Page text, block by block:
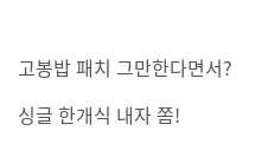
고봉밥 패치 그만한다면서?
싱글 한개식 내자 쫌!